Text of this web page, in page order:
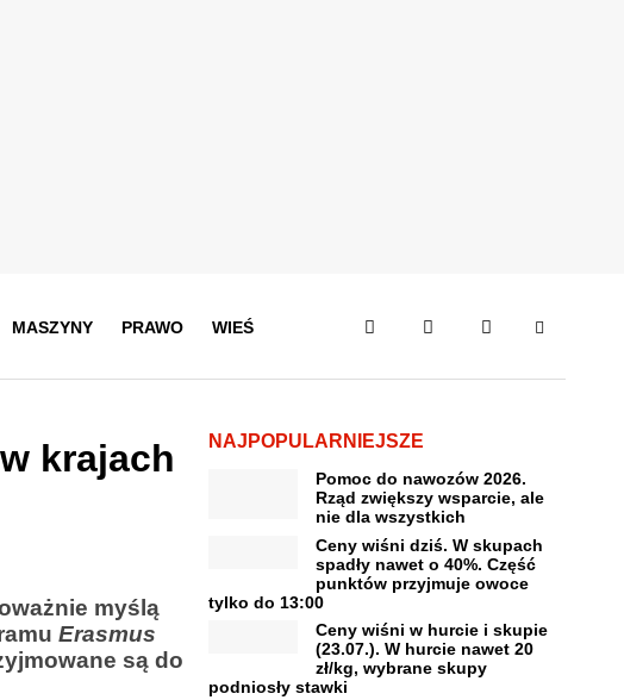
MASZYNY PRAWO WIEŚ
krajach
myślą
Erasmus
są do
NAJPOPULARNIEJSZE
Pomoc do nawozów 2026.
Rząd zwiększy wsparcie, ale
nie dla wszystkich
Ceny wiśni dziś. W skupach
spadły nawet o 40%. Część
punktów przyjmuje owoce
tylko do 13:00
Ceny wiśni w hurcie i skupie
(23.07.). W hurcie nawet 20
zł/kg, wybrane skupy
podniosły stawki